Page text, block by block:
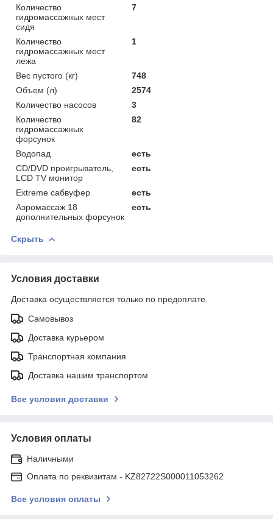
Количество
гидромассажных мест
сидя
7
Количество
гидромассажных мест
лежа
1
Вес пустого (кг)
748
Объем (л)
2574
Количество насосов
3
Количество
гидромассажных
форсунок
82
Водопад
есть
CD/DVD проигрыватель,
LCD TV монитор
есть
Extreme сабвуфер
есть
Аэромассаж 18
дополнительных форсунок
есть
Скрыть
Условия доставки
Доставка осуществляется только по предоплате.
Самовывоз
Доставка курьером
Транспортная компания
Доставка нашим транспортом
Все условия доставки
Условия оплаты
Наличными
Оплата по реквизитам - KZ82722S000011053262
Все условия оплаты